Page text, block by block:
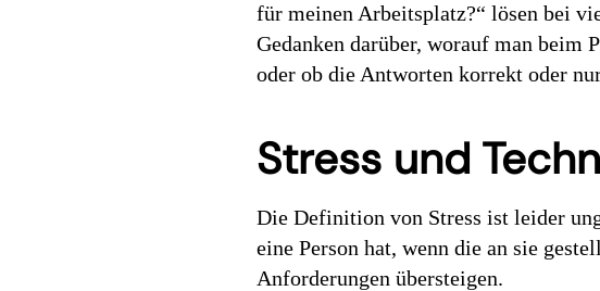
für meinen Arbeitsplatz?“ lösen bei
Gedanken darüber, worauf man beim
oder ob die Antworten korrekt oder
Stress und
Die Definition von Stress ist leider
eine Person hat, wenn die an sie
Anforderungen übersteigen.